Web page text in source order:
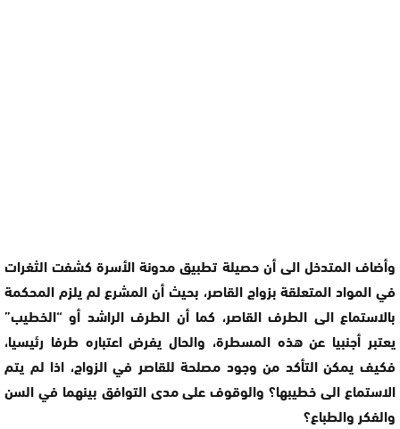
وأضاف المتدخل الى أن حصيلة تطبيق مدونة الأسرة كشفت الثغرات
في المواد المتعلقة بزواج القاصر، بحيث أن المشرع لم يلزم المحكمة
بالاستماع الى الطرف القاصر، كما أن الطرف الراشد أو “الخطيب”
يعتبر أجنبيا عن هذه المسطرة، والحال يفرض اعتباره طرفا رئيسيا،
فكيف يمكن التأكد من وجود مصلحة للقاصر في الزواج، اذا لم يتم
الاستماع الى خطيبها؟ والوقوف على مدى التوافق بينهما في السن
والفكر والطباع؟